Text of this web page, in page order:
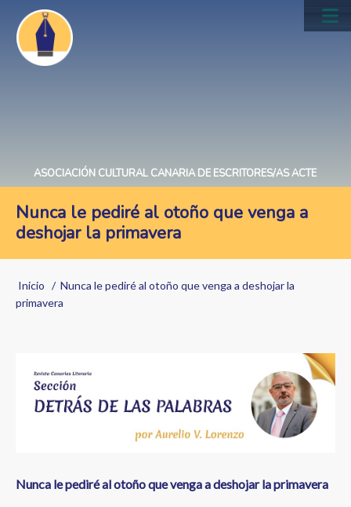
Pasar
contenido
principal
ASOCIACIÓN CULTURAL CANARIA DE ESCRITORES/AS ACTE
Nunca le pediré al otoño que venga a
deshojar la primavera
Sobrescribir
enlaces
a
la
navegación
Inicio
Nunca le pediré al otoño que venga a deshojar la
primavera
Nunca le pediré al otoño que venga a deshojar la primavera